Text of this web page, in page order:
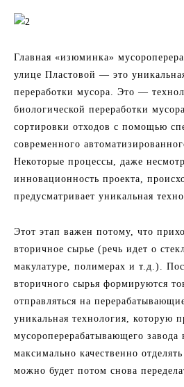
Главная «изюминка»
улице Пластовой — это
переработки мусора. Это —
биологической переработки
сортировки отходов с помощью
современного
Некоторые процессы, даже
инновационность проекта,
предусматривает уникальная
Этот этап важен потому, что
вторичное сырье (речь идет о
макулатуре, полимерах и т.д.).
вторичного сырья формируются
отправляться на
уникальная технология, которую
мусороперерабатывающего завода
максимально качественно
можно будет потом снова